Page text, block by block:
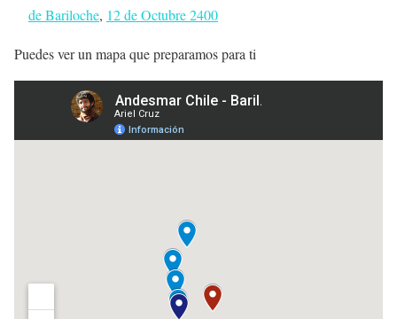
de Bariloche, 12 de Octubre 2400
Puedes ver un mapa que preparamos para ti